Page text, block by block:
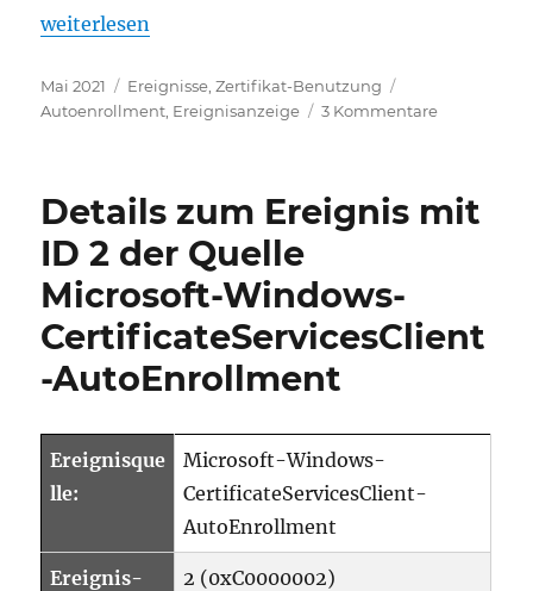
„Details zum Ereignis mit ID 4 der Quelle
weiterlesen
Veröffentlicht
am
Mai 2021 Kategorien
Ereignisse ,Zertifikat-Benutzung
Autoenrollment Ereignisanzeige 3 Kommentarezu
mit
Microsoft-
Details zum Ereignis mit
ID 2 der Quelle
Microsoft-Windows-
CertificateServicesClient
-AutoEnrollment
Ereignisque
lle:
Microsoft-Windows-
CertificateServicesClient-
AutoEnrollment
Ereignis-
2 (0xC0000002)